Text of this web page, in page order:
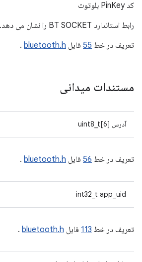
کد PinKey بلوتوث
رابط استاندارد BT SOCKET را نشان می دهد.
تعریف در خط 55 فایل bluetooth.h
.
مستندات میدانی
آدرس uint8_t[6]
تعریف در خط 56 فایل bluetooth.h
.
int32_t app_uid
تعریف در خط 113 فایل bluetooth.h
.